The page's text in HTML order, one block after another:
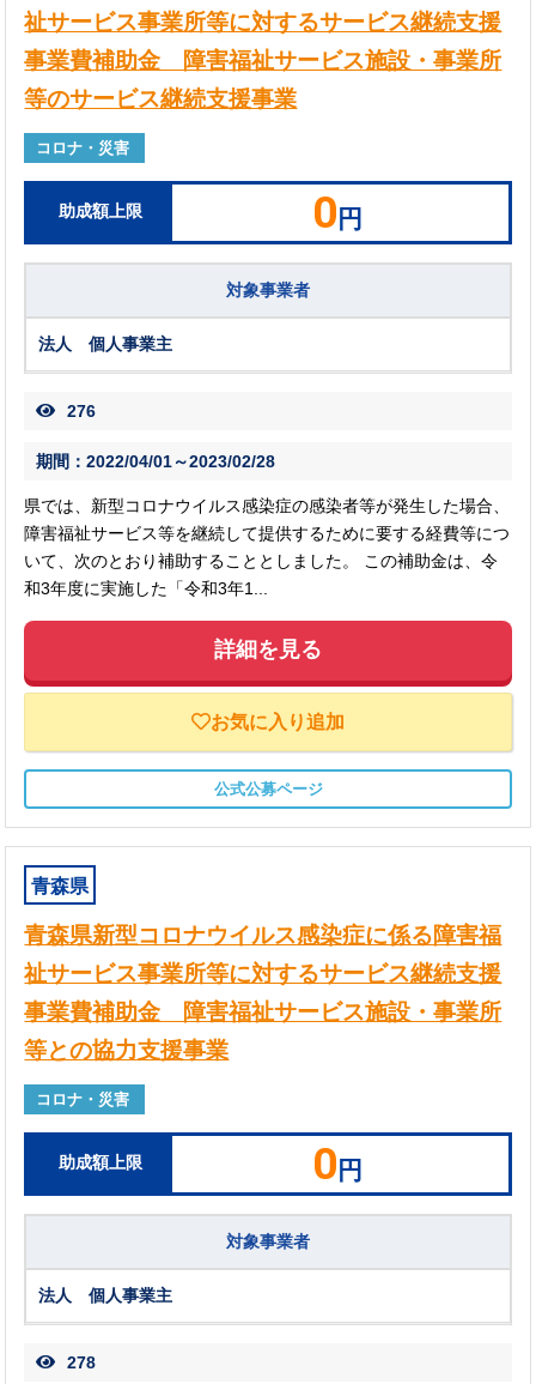
祉サービス事業所等に対するサービス継続支援
事業費補助金 障害福祉サービス施設・事業所
等のサービス継続支援事業
コロナ・災害
助成額上限 0 円
対象事業者
法人 個人事業主
276
期間：2022/04/01～2023/02/28
県では、新型コロナウイルス感染症の感染者等が発生した場合、
障害福祉サービス等を継続して提供するために要する経費等につ
いて、次のとおり補助することとしました。 この補助金は、令
和3年度に実施した「令和3年1...
詳細を見る
お気に入り追加
公式公募ページ
青森県
青森県新型コロナウイルス感染症に係る障害福
祉サービス事業所等に対するサービス継続支援
事業費補助金 障害福祉サービス施設・事業所
等との協力支援事業
コロナ・災害
助成額上限 0 円
対象事業者
法人 個人事業主
278